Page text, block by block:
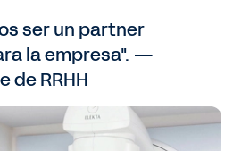
ser un partner
la empresa". —
de RRHH